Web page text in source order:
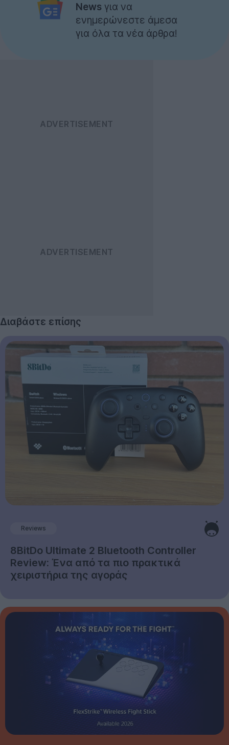
News για να
ενημερώνεστε άμεσα
για όλα τα νέα άρθρα!
Διαβάστε επίσης
Reviews
8BitDo Ultimate 2 Bluetooth Controller
Review: Ένα από τα πιο πρακτικά
χειριστήρια της αγοράς